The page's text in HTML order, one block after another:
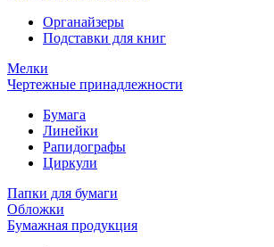
Органайзеры
Подставки для книг
Мелки
Чертежные принадлежности
Бумага
Линейки
Рапидографы
Циркули
Папки для бумаги
Обложки
Бумажная продукция